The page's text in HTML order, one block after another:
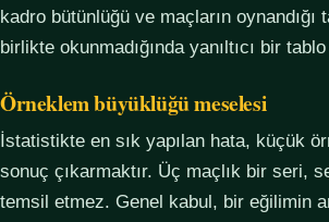
kadro bütünlüğü ve maçların oynandığı
birlikte okunmadığında yanıltıcı bir tablo
Örneklem büyüklüğü meselesi
İstatistikte en sık yapılan hata, küçük
sonuç çıkarmaktır. Üç maçlık bir seri,
temsil etmez. Genel kabul, bir eğilimin